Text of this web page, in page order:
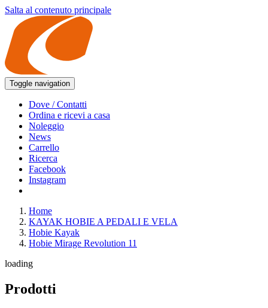
Salta al contenuto principale
Toggle navigation
Dove / Contatti
Ordina e ricevi a casa
Noleggio
News
Carrello
Ricerca
Facebook
Instagram
Home
KAYAK HOBIE A PEDALI E VELA
Hobie Kayak
Hobie Mirage Revolution 11
loading
Prodotti